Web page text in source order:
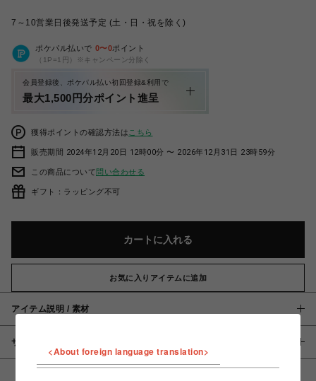
7～10営業日後発送予定 (土・日・祝を除く)
ポケパル払いで 0〜0ポイント
（1P=1円）※キャンペーン分除く
会員登録後、ポケパル払い初回登録&利用で
最大1,500円分ポイント進呈
獲得ポイントの確認方法は こちら
販売期間 2024年12月20日 12時00分 〜 2026年12月31日 23時59分
この商品について問い合わせる
ギフト：ラッピング不可
カートに入れる
お気に入りアイテムに追加
アイテム説明 / 素材
サイズ
<About foreign language translation>